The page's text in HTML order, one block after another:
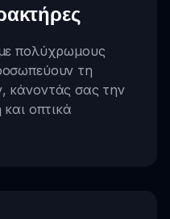
πολύχρωμους
τη
κάνοντάς σας την
οπτικά